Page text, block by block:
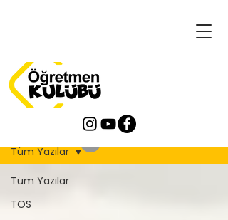
Tüm Yazılar
TOS
Tüm Yazılar